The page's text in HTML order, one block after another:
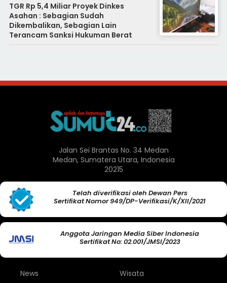
TGR Rp 5,4 Miliar Proyek Dinkes
Asahan : Sebagian Sudah
Dikembalikan, Sebagian Lain
Terancam Sanksi Hukuman Berat
Jalan Sei Brantas No. 34 Medan
Medan, Sumatera Utara, Indonesia
20215
Telah diverifikasi oleh Dewan Pers
Sertifikat Nomor 949/DP-Verifikasi/K/XII/2021
Anggota Jaringan Media Siber Indonesia
Sertifikat No: 02.001/JMSI/2023
News
Wisata